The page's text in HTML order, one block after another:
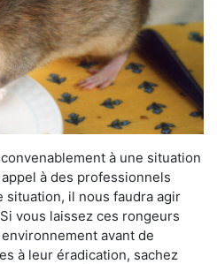
à une situation
à des professionnels
situation, il nous faudra agir
vous laissez ces rongeurs
avant de
à leur éradication, sachez